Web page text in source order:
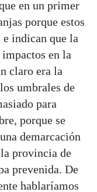
en un primer
porque estos
indican que la
en la
claro era la
umbrales de
para
porque se
demarcación
provincia de
prevenida. De
hablaríamos